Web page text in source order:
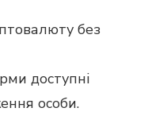
без
доступні
особи.